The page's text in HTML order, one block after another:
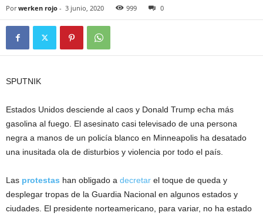
Por werken rojo - 3 junio, 2020 999 0
SPUTNIK
Estados Unidos desciende al caos y Donald Trump echa más
gasolina al fuego. El asesinato casi televisado de una persona
negra a manos de un policía blanco en Minneapolis ha desatado
una inusitada ola de disturbios y violencia por todo el país.
Las protestas han obligado a decretar el toque de queda y
desplegar tropas de la Guardia Nacional en algunos estados y
ciudades. El presidente norteamericano, para variar, no ha estado